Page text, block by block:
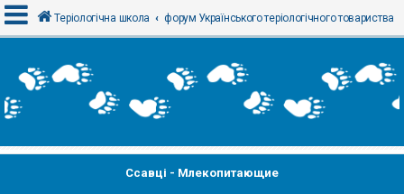
х
і
Теріологічна школа форум Українського теріологічного товариства
Ссавці - Млекопитающие